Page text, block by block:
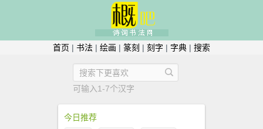
首页 | 书法 | 绘画 | 篆刻 | 刻字 | 字典 | 搜索
可输入1-7个汉字
今日推荐